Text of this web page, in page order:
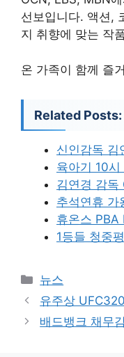
선보입니다. 액션,
지 취향에 맞는 작
온 가족이 함께 즐
Related Posts:
신인감독 김
육아기 10시
김연경 감독
추석연휴 가
휴온스 PBA
1등들 청중
카
테
고
리
뉴스
유주상
배드뱅크 채무